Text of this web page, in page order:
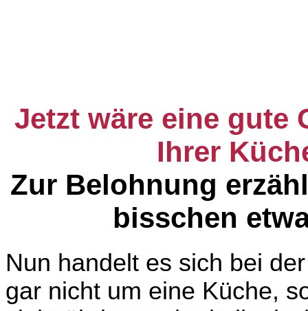
Jetzt wäre eine gute
Ihrer
Zur Belohnung
bisschen
Nun handelt es sich bei
gar nicht um eine Küche,